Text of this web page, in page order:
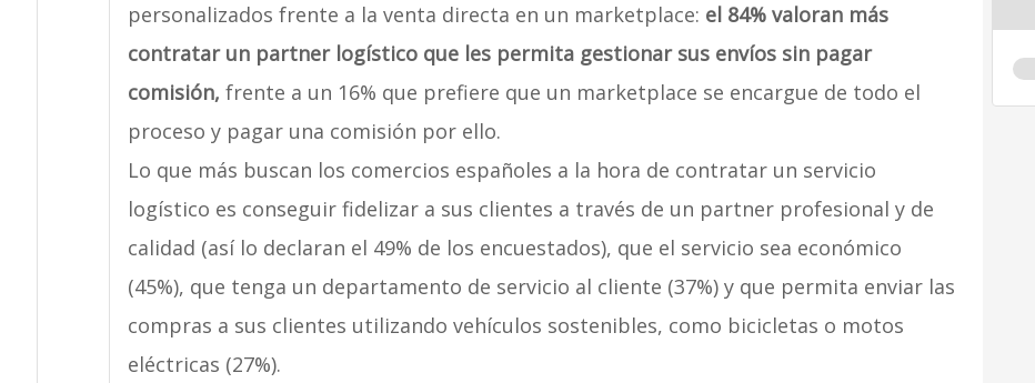
personalizados frente a la venta directa en un marketplace: el 84% valoran más
contratar un partner logístico que les permita gestionar sus envíos sin pagar
comisión, frente a un 16% que prefiere que un marketplace se encargue de todo el
proceso y pagar una comisión por ello.
Lo que más buscan los comercios españoles a la hora de contratar un servicio
logístico es conseguir fidelizar a sus clientes a través de un partner profesional y de
calidad (así lo declaran el 49% de los encuestados), que el servicio sea económico
(45%), que tenga un departamento de servicio al cliente (37%) y que permita enviar las
compras a sus clientes utilizando vehículos sostenibles, como bicicletas o motos
eléctricas (27%).